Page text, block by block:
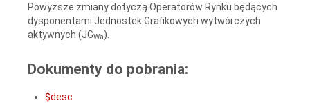
Powyższe zmiany dotyczą Operatorów Rynku będących
dysponentami Jednostek Grafikowych wytwórczych
aktywnych (JGWa).
Dokumenty do pobrania:
$desc